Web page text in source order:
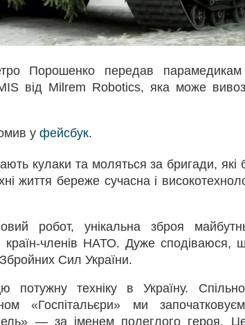
Порошенко передав парамедикам
від Milrem Robotics, яка може
у фейсбук.
кулаки та моляться за бригади, які
життя береже сучасна і
робот, унікальна зброя
країн-членів НАТО. Дуже сподіваюся,
Сил України.
техніку в Україну.
«Госпітальєри» ми
— за іменем полеглого героя.